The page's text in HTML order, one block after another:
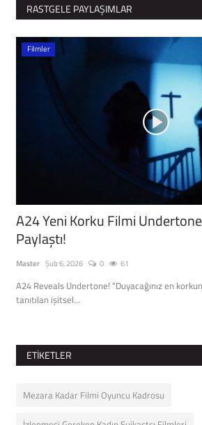
RASTGELE PAYLAŞIMLAR
Filmler
A24 Yeni Korku Filmi Undertone
Paylaştı!
Master Şub 6, 2026 0 61
A24 Reveals Undertone! "Duyacağınız en
tanıtılan işitsel...
ETIKETLER
Mezara Kadar Filmi Oyuncu Kadrosu